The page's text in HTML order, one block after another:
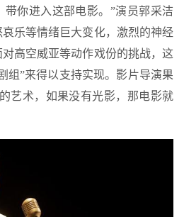
你进入这部电影。”演员郭采洁
乐等情绪巨大变化，激烈的神经
高空威亚等动作戏份的挑战，这
组”来得以支持实现。影片导演果
艺术，如果没有光影，那电影就